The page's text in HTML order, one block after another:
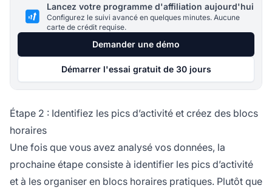
Lancez votre programme d'affiliation aujourd'hui
Configurez le suivi avancé en quelques minutes. Aucune
carte de crédit requise.
Demander une démo
Démarrer l'essai gratuit de 30 jours
Étape 2 : Identifiez les pics d’activité et créez des blocs
horaires
Une fois que vous avez analysé vos données, la
prochaine étape consiste à identifier les pics d’activité
et à les organiser en blocs horaires pratiques. Plutôt que